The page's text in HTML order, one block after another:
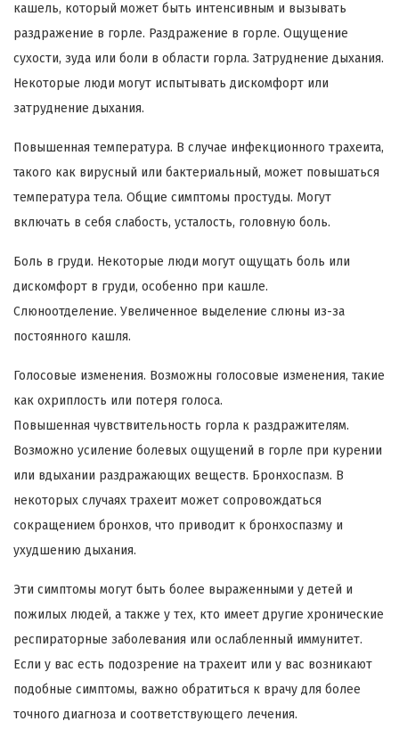
кашель, который может быть интенсивным и вызывать
раздражение в горле. Раздражение в горле. Ощущение
сухости, зуда или боли в области горла. Затруднение дыхания.
Некоторые люди могут испытывать дискомфорт или
затруднение дыхания.
Повышенная температура. В случае инфекционного трахеита,
такого как вирусный или бактериальный, может повышаться
температура тела. Общие симптомы простуды. Могут
включать в себя слабость, усталость, головную боль.
Боль в груди. Некоторые люди могут ощущать боль или
дискомфорт в груди, особенно при кашле.
Слюноотделение. Увеличенное выделение слюны из-за
постоянного кашля.
Голосовые изменения. Возможны голосовые изменения, такие
как охриплость или потеря голоса.
Повышенная чувствительность горла к раздражителям.
Возможно усиление болевых ощущений в горле при курении
или вдыхании раздражающих веществ. Бронхоспазм. В
некоторых случаях трахеит может сопровождаться
сокращением бронхов, что приводит к бронхоспазму и
ухудшению дыхания.
Эти симптомы могут быть более выраженными у детей и
пожилых людей, а также у тех, кто имеет другие хронические
респираторные заболевания или ослабленный иммунитет.
Если у вас есть подозрение на трахеит или у вас возникают
подобные симптомы, важно обратиться к врачу для более
точного диагноза и соответствующего лечения.